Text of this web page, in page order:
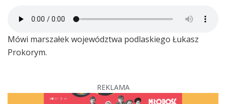
Mówi marszałek województwa podlaskiego Łukasz
Prokorym.
REKLAMA